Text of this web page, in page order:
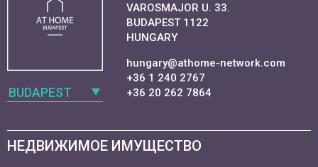
BUDAPEST
VAROSMAJOR U. 33.
BUDAPEST 1122
HUNGARY
hungary@athome-network.com
+36 1 240 2767
+36 20 262 7864
НЕДВИЖИМОЕ ИМУЩЕСТВО